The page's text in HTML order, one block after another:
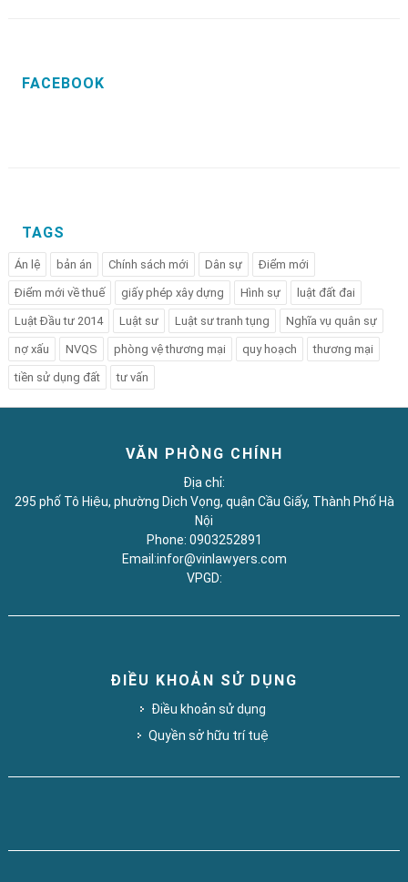
FACEBOOK
TAGS
Án lệ bản án Chính sách mới Dân sự Điểm mới
Điểm mới về thuế giấy phép xây dựng Hình sự luật đất đai
Luật Đầu tư 2014 Luật sư Luật sư tranh tụng Nghĩa vụ quân sự
nợ xấu NVQS phòng vệ thương mại quy hoạch thương mại
tiền sử dụng đất tư vấn
VĂN PHÒNG CHÍNH
Địa chỉ:
295 phố Tô Hiệu, phường Dịch Vọng, quận Cầu Giấy, Thành Phố Hà
Nội
Phone: 0903252891
Email:infor@vinlawyers.com
VPGD:
ĐIỀU KHOẢN SỬ DỤNG
Điều khoản sử dụng
Quyền sở hữu trí tuệ